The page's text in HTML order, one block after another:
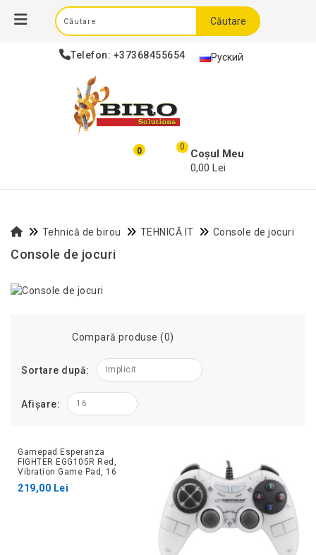
Telefon: +37368455654 Руский
Căutare
0 0
Coșul Meu
0,00 Lei
Tehnică de birou TEHNICĂ IT Console de jocuri
Console de jocuri
Compară produse (0)
Sortare după: Implicit
Afișare: 16
Gamepad Esperanza
FIGHTER EGG105R Red,
Vibration Game Pad, 16
buttons, 2 sticks,
Ergonomic design, 2 modes
219,00 Lei